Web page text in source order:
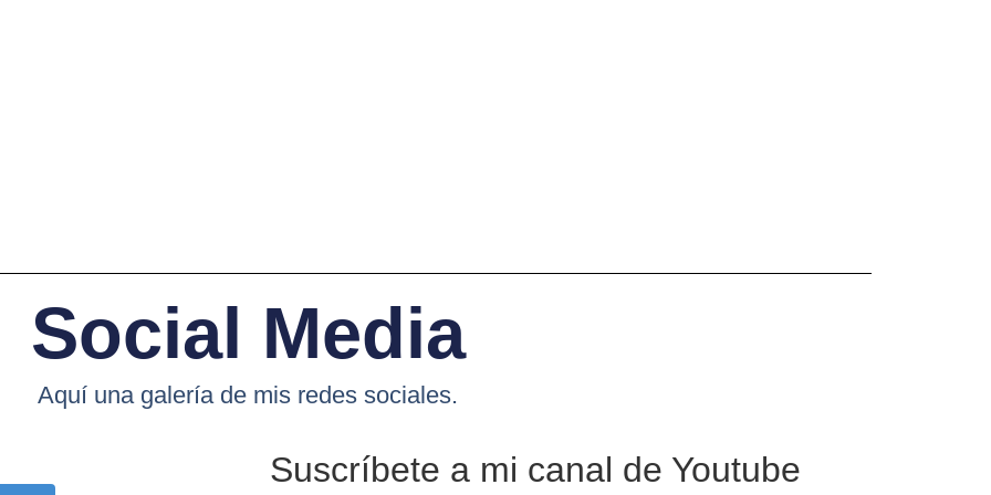
Social Media
Aquí una galería de mis redes sociales.
Suscríbete a mi canal de Youtube